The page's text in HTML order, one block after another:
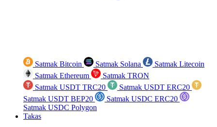
Satmak Bitcoin Satmak Solana
Satmak Litecoin
Satmak Ethereum
Satmak TRON
Satmak USDT TRC20
Satmak USDT ERC20
Satmak USDT BEP20
Satmak USDC ERC20
Satmak USDC Polygon
Takas